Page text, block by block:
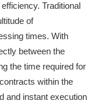
Traditional
of
times. With
between the
the time required for
within the
and instant execution